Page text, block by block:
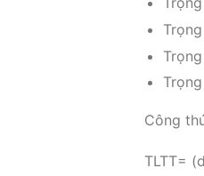
Công
TLTT=